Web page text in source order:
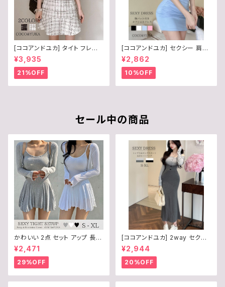
[ココアンドユカ] タイト フレア
スカート ミニ ワンピース フェミ
ニン 襟 付き フリル ツイード 風
キャバ 嬢 ドレス エレガント 半
袖 五分袖 かわいい フォーマル
レディース B0CKYTCVC9
¥3,935
21%OFF
[ココアンドユカ] セクシー 肩出
し ミニ ワンピース タイトワンピ
ース オフショルダー 半袖 キャバ
ドレス キャバ嬢 ドレス 透けデザ
イン 胸パット 胸パッド 付き 盛れ
る ストレッチ ミニワンピ レディ
¥2,862
10%OFF
セール中の商品
かわいい 2点 セット アップ 長袖
カーディガン タイト ミニ ワンピ
ース フレア スカート キャミソー
ル ワンピ セクシー ルームウェア
/ COCO&YUKA / 黒 / 白 / 灰 /
ブラック / ホワイト / グレー / M
/ B09WZZPH8W
¥2,471
29%OFF
[ココアンドユカ] 2way セクシ
ー ロング ワンピース 2点 上下
セット オフショルダー 長袖 トッ
プス ロング スカート ボディコン
サロペット ロング丈 リブ ニット
きれいめ 上品 デート 普段着 春
秋 レディース B0F245H7NZ
¥2,944
20%OFF